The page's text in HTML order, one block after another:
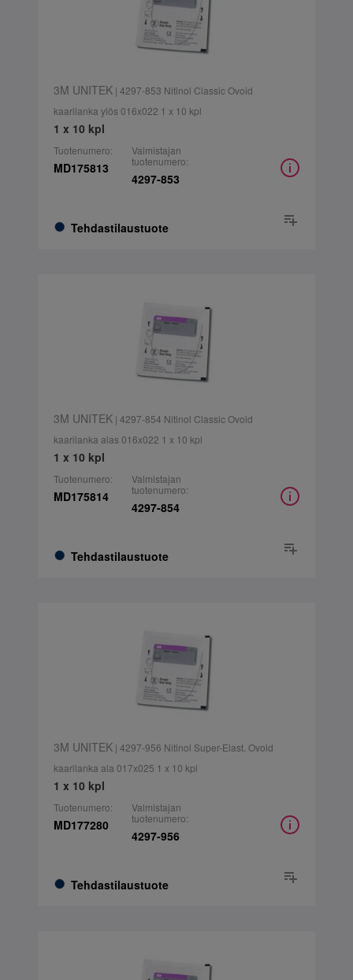
3M UNITEK| 4297-853 Nitinol Classic Ovoid
kaarilanka ylös 016x022 1 x 10 kpl
1 x 10 kpl
Tuotenumero:
MD175813
Tehdastilaustuote
Valmistajan
tuotenumero:
4297-853
3M UNITEK| 4297-854 Nitinol Classic Ovoid
kaarilanka alas 016x022 1 x 10 kpl
1 x 10 kpl
Tuotenumero:
MD175814
Tehdastilaustuote
Valmistajan
tuotenumero:
4297-854
3M UNITEK| 4297-956 Nitinol Super-Elast. Ovoid
kaarilanka ala 017x025 1 x 10 kpl
1 x 10 kpl
Tuotenumero:
MD177280
Tehdastilaustuote
Valmistajan
tuotenumero:
4297-956